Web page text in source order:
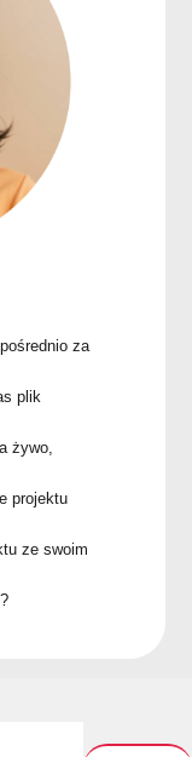
za
plik
żywo,
projektu
ze swoim